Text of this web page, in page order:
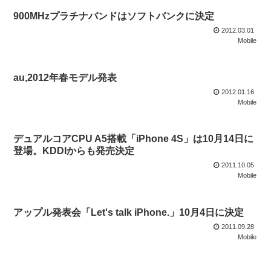
900MHzプラチナバンドはソフトバンクに決定
2012.03.01
Mobile
au,2012年春モデル発表
2012.01.16
Mobile
デュアルコアCPU A5搭載「iPhone 4S」は10月14日に
登場。KDDIからも発売決定
2011.10.05
Mobile
アップル発表会「Let's talk iPhone.」10月4日に決定
2011.09.28
Mobile